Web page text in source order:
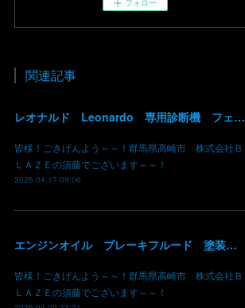
フォロー
関連記事
レオナルド Leonardo 専用診断機 フェラーリ ランボルギーニ マクラーレン ロールスロイス アストンマーチン ベントレー マセラッティ 関東 北関東 群馬 高崎
皆様！ごきげんよう～～！群馬県高崎市 株式会社Ｂ
ＬＡＺＥの須藤でございます～～！
2026.04.17 09:06
エンジンオイル ブレーキフルード 塗装用シンナー あります！ 価格現状維持 価格吸収 原油不足 値段高騰 群馬 高崎
皆様！ごきげんよう～～！群馬県高崎市 株式会社Ｂ
ＬＡＺＥの須藤でございます～～！